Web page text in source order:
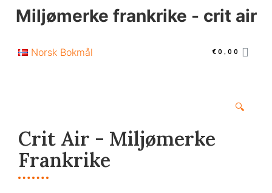
Miljømerke frankrike - crit air
Norsk Bokmål € 0,00
🔍
Crit Air - Miljømerke
Frankrike